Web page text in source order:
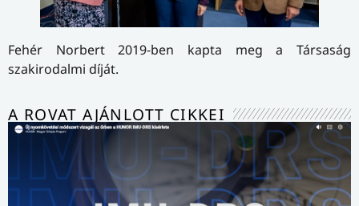
Fehér Norbert 2019-ben kapta meg a Társaság
szakirodalmi díját.
A ROVAT AJÁNLOTT CIKKEI